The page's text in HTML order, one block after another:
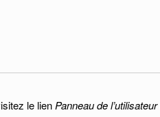
le lien Panneau de l’utilisateur